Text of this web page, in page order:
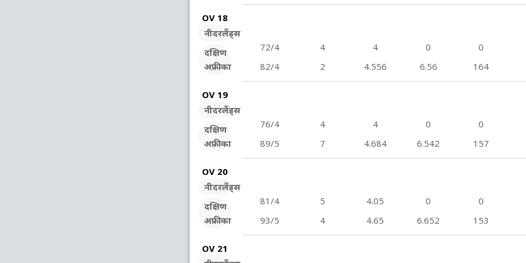
OV 18
नीदरलैंड्स
दक्षिण
अफ्रीका
72/4 4 4 0 0
82/4
2 4.556 6.56 164
OV 19
नीदरलैंड्स
दक्षिण
अफ्रीका
76/4 4 4 0 0
89/5
7 4.684 6.542 157
OV 20
नीदरलैंड्स
दक्षिण
अफ्रीका
81/4 5 4.05 0 0
93/5
4 4.65 6.652 153
OV 21